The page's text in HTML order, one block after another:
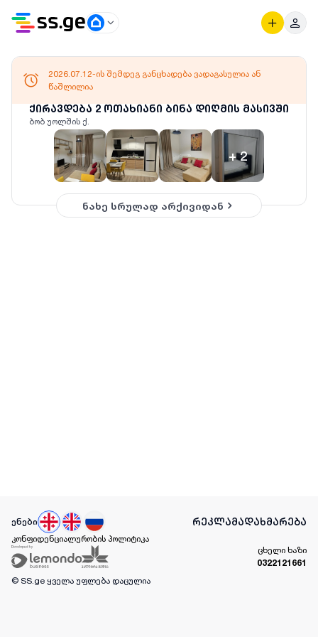
ქირავდება 2 ოთახიანი ბინა დიღმის მასივში
ბობ უოლშის ქ.
+2
2026.07.12-ის შემდეგ განცხადება ვადაგასულია ან
წაშლილია
ნახე სრულად არქივიდან
ენები რეკლამადახმარება
კონფიდენციალურობის პოლიტიკა
ცხელი ხაზი
0322121661
© SS.ge ყველა უფლება დაცულია